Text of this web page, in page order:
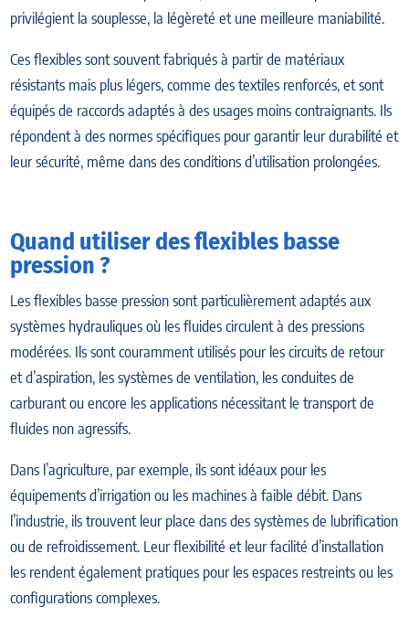
privilégient la souplesse, la légèreté et une meilleure maniabilité.
Ces flexibles sont souvent fabriqués à partir de matériaux
résistants mais plus légers, comme des textiles renforcés, et sont
équipés de raccords adaptés à des usages moins contraignants. Ils
répondent à des normes spécifiques pour garantir leur durabilité et
leur sécurité, même dans des conditions d’utilisation prolongées.
Quand utiliser des flexibles basse
pression ?
Les flexibles basse pression sont particulièrement adaptés aux
systèmes hydrauliques où les fluides circulent à des pressions
modérées. Ils sont couramment utilisés pour les circuits de retour
et d’aspiration, les systèmes de ventilation, les conduites de
carburant ou encore les applications nécessitant le transport de
fluides non agressifs.
Dans l’agriculture, par exemple, ils sont idéaux pour les
équipements d’irrigation ou les machines à faible débit. Dans
l’industrie, ils trouvent leur place dans des systèmes de lubrification
ou de refroidissement. Leur flexibilité et leur facilité d’installation
les rendent également pratiques pour les espaces restreints ou les
configurations complexes.